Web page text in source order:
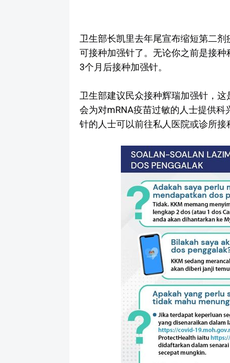
卫生部长凯里去年尾宣布缩短第二
可接种加强针了。无论你之前是接
3个月后接种加强针。
卫生部建议民众接种辉瑞加强针，
会为对mRNA疫苗过敏的人士提供
针的人士可以前往私人医院或诊所接